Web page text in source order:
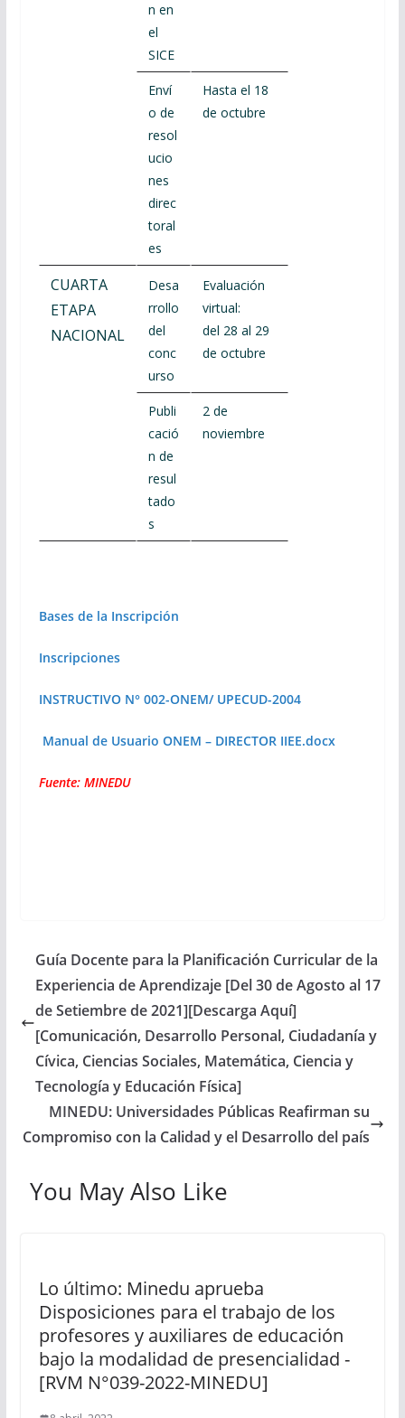
n en
el
SICE
Enví
o de
resol
ucio
nes
direc
toral
es
Hasta el 18
de octubre
CUARTA
ETAPA
NACIONAL
Desa
rrollo
del
conc
urso
Evaluación
virtual:
del 28 al 29
de octubre
Publi
cació
n de
resul
tado
s
2 de
noviembre
Bases de la Inscripción
Inscripciones
INSTRUCTIVO N° 002-ONEM/ UPECUD-2004
Manual de Usuario ONEM – DIRECTOR IIEE.docx
Fuente: MINEDU
Guía Docente para la Planificación Curricular de la
Experiencia de Aprendizaje [Del 30 de Agosto al 17
de Setiembre de 2021][Descarga Aquí]
[Comunicación, Desarrollo Personal, Ciudadanía y
Cívica, Ciencias Sociales, Matemática, Ciencia y
Tecnología y Educación Física]
MINEDU: Universidades Públicas Reafirman su
Compromiso con la Calidad y el Desarrollo del país
You May Also Like
Lo último: Minedu aprueba
Disposiciones para el trabajo de los
profesores y auxiliares de educación
bajo la modalidad de presencialidad -
[RVM N°039-2022-MINEDU]